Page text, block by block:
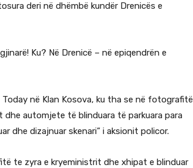
deri në dhëmbë kundër Drenicës e
Ku? Në Drenicë – në epiqendrën e
në Klan Kosova, ku tha se në fotografitë
automjete të blinduara të parkuara para
dhe dizajnuar skenari” i aksionit policor.
te zyra e kryeministrit dhe xhipat e blinduar